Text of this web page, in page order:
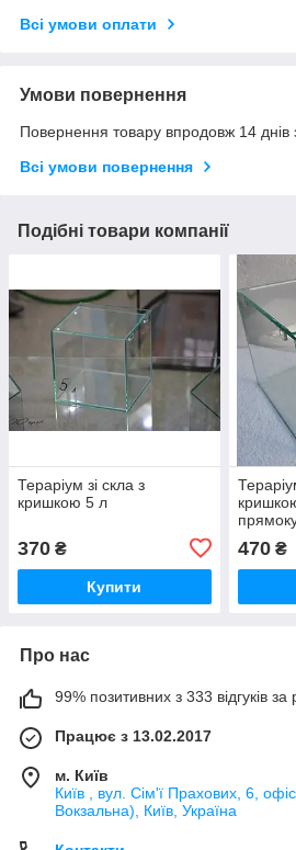
Всі умови оплати
Умови повернення
Повернення товару впродовж 14 днів
Всі умови повернення
Подібні товари компанії
Тераріум зі скла з
кришкою 5 л
370 ₴
Купити
470₴
Про нас
99% позитивних з 333 відгуків за
Працює з 13.02.2017
м. Київ
Київ , вул. Сім'ї Прахових, 6,
Вокзальна), Київ, Україна